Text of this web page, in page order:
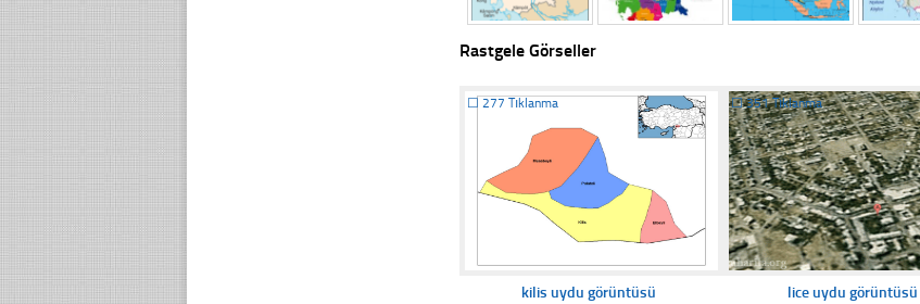
Rastgele Görseller
☐277 Tıklanma
kilis uydu görüntüsü
☐351 Tıklanma
lice uydu görüntüsü